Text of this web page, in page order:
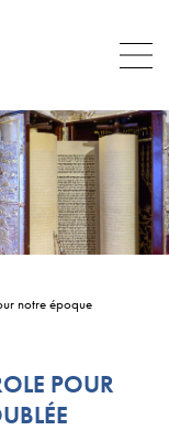
notre époque
POUR